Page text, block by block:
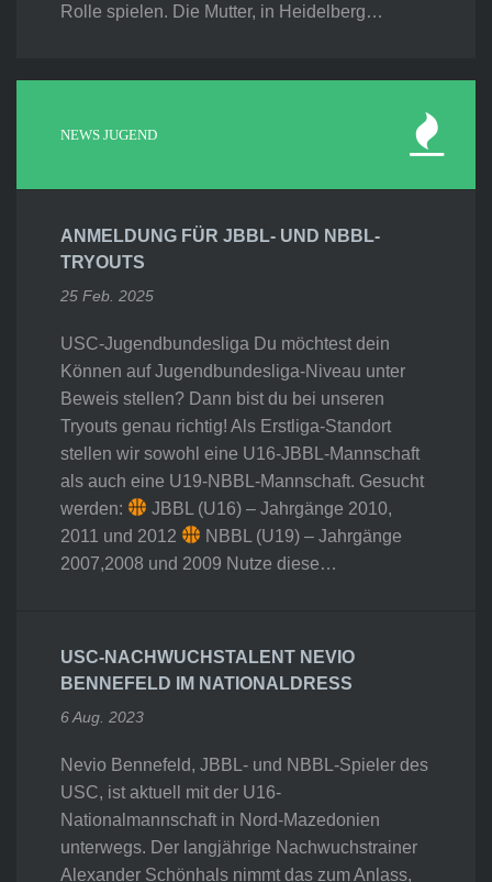
Rolle spielen. Die Mutter, in Heidelberg…
NEWS JUGEND
ANMELDUNG FÜR JBBL- UND NBBL-
TRYOUTS
25 Feb. 2025
USC-Jugendbundesliga Du möchtest dein
Können auf Jugendbundesliga-Niveau unter
Beweis stellen? Dann bist du bei unseren
Tryouts genau richtig! Als Erstliga-Standort
stellen wir sowohl eine U16-JBBL-Mannschaft
als auch eine U19-NBBL-Mannschaft. Gesucht
werden:
JBBL (U16) – Jahrgänge 2010,
2011 und 2012
NBBL (U19) – Jahrgänge
2007,2008 und 2009 Nutze diese…
USC-NACHWUCHSTALENT NEVIO
BENNEFELD IM NATIONALDRESS
6 Aug. 2023
Nevio Bennefeld, JBBL- und NBBL-Spieler des
USC, ist aktuell mit der U16-
Nationalmannschaft in Nord-Mazedonien
unterwegs. Der langjährige Nachwuchstrainer
Alexander Schönhals nimmt das zum Anlass,